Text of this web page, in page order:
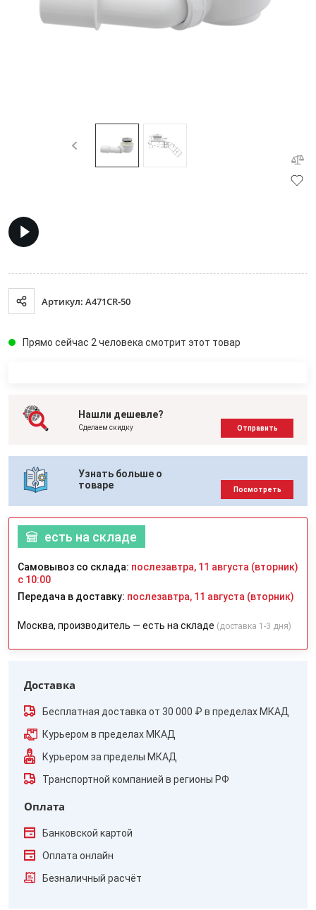
Артикул: A471CR-50
Прямо сейчас 2 человека смотрит этот товар
Нашли дешевле?
Сделаем скидку Отправить
Узнать больше о
товаре
Посмотреть
есть на складе
Самовывоз со склада: послезавтра, 11 августа (вторник)
с 10:00
Передача в доставку: послезавтра, 11 августа (вторник)
Москва, производитель — есть на складе (доставка 1-3 дня)
Доставка
Бесплатная доставка от 30 000 ₽ в пределах МКАД
Курьером в пределах МКАД
Курьером за пределы МКАД
Транспортной компанией в регионы РФ
Оплата
Банковской картой
Оплата онлайн
Безналичный расчёт